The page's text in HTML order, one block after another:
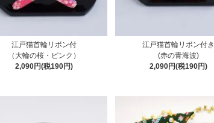
江戸猫首輪リボン付
（大輪の桜・ピンク）
2,090円(税190円)
江戸猫首輪リボン付き
(赤の青海波)
2,090円(税190円)